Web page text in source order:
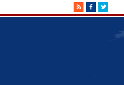
RSSFacebookTwitter